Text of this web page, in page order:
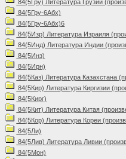
84(5Гру) Литература Грузии
84(5Гру-6Абх)
84(5Гру-6Абх)6
84(5Изр) Литература Израиля
84(5Инд) Литература Индии
84(5Инз)
84(5Ирн)
84(5Каз) Литература Казахстана
84(5Кир) Литература Киргизии
84(5Кирг)
84(5Кит) Литература Китая
84(5Кор) Литература Кореи
84(5Ли)
84(5Лив) Литература Ливии
84(5Мон)